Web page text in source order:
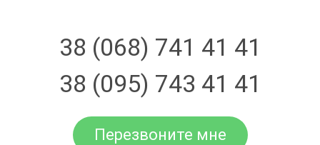
38 (068) 741 41 41
38 (095) 743 41 41
Перезвоните мне